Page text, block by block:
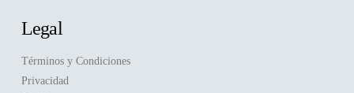
Legal
Términos y Condiciones
Privacidad